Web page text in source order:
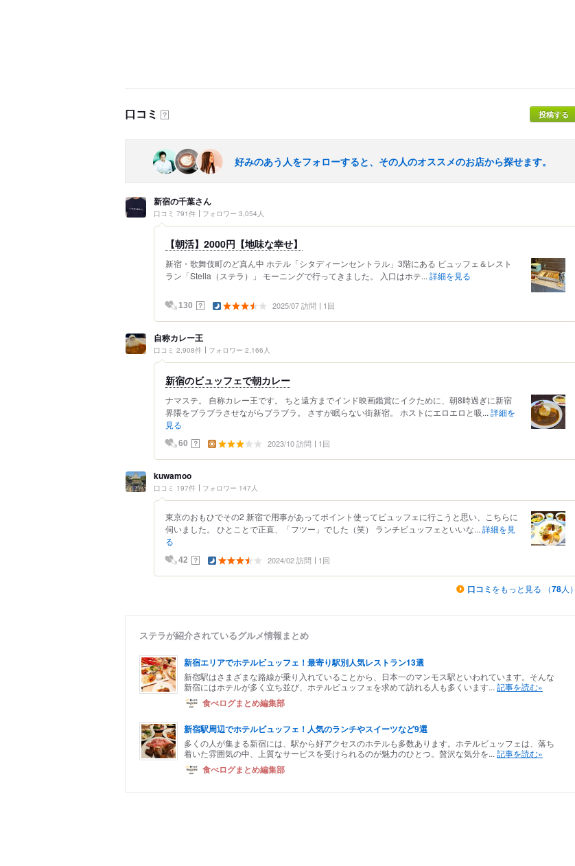
口コミ ？ 投稿する
好みのあう人をフォローすると、その人のオススメのお店から探せます。
新宿の千葉さん
口コミ 791件 フォロワー 3,054人
【朝活】2000円【地味な幸せ】
新宿・歌舞伎町のど真ん中 ホテル「シタディーンセントラル」3階にある ビュッフェ＆レスト
ラン「Stella（ステラ）」 モーニングで行ってきました。 入口はホテ... 詳細を見る
130 ？ 2025/07 訪問 1回
自称カレー王
口コミ 2,908件 フォロワー 2,166人
新宿のビュッフェで朝カレー
ナマステ。 自称カレー王です。 ちと遠方までインド映画鑑賞にイクために、朝8時過ぎに新宿
界隈をブラブラさせながらブラブラ。 さすが眠らない街新宿。 ホストにエロエロと吸... 詳細を
見る
60 ？ 2023/10 訪問 1回
kuwamoo
口コミ 197件 フォロワー 147人
東京のおもひでその2 新宿で用事があってポイント使ってビュッフェに行こうと思い、こちらに
伺いました。 ひとことで正直、「フツー」でした（笑） ランチビュッフェといいな... 詳細を見
る
42 ？ 2024/02 訪問 1回
口コミ をもっと見る （78人）
ステラが紹介されているグルメ情報まとめ
新宿エリアでホテルビュッフェ！最寄り駅別人気レストラン13選
新宿駅はさまざまな路線が乗り入れていることから、日本一のマンモス駅といわれています。そんな
新宿にはホテルが多く立ち並び、ホテルビュッフェを求めて訪れる人も多くいます... 記事を読む»
食べログまとめ編集部
新宿駅周辺でホテルビュッフェ！人気のランチやスイーツなど9選
多くの人が集まる新宿には、駅から好アクセスのホテルも多数あります。ホテルビュッフェは、落ち
着いた雰囲気の中、上質なサービスを受けられるのが魅力のひとつ。贅沢な気分を... 記事を読む»
食べログまとめ編集部